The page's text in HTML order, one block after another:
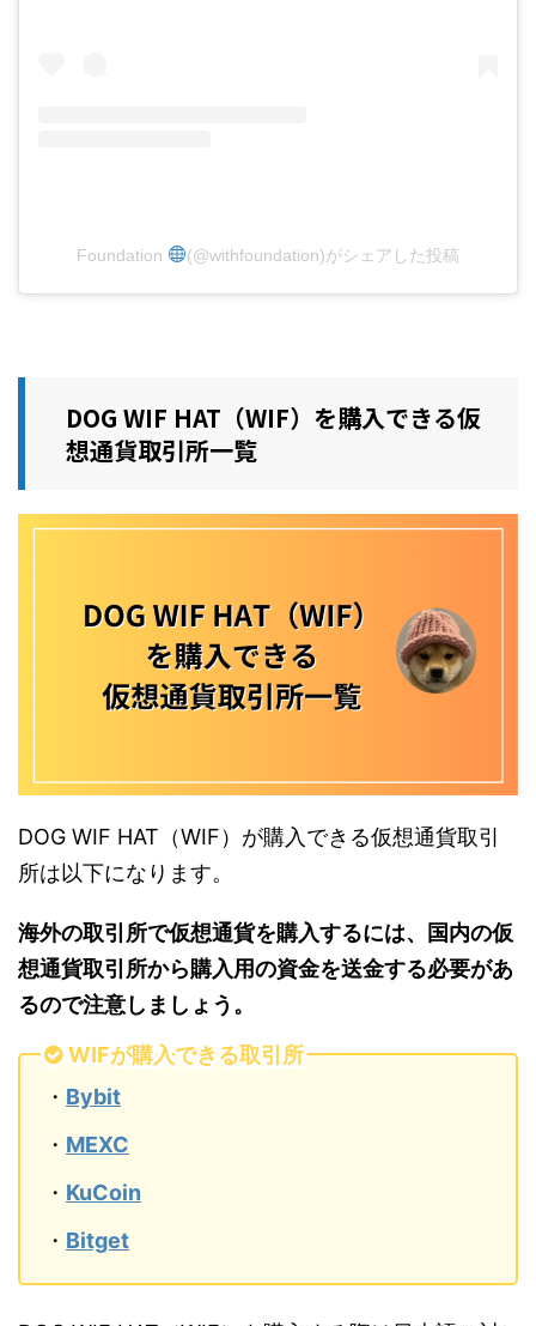
Foundation (@withfoundation)がシェアした投稿
DOG WIF HAT（WIF）を購入できる仮
想通貨取引所一覧
DOG WIF HAT（WIF）が購入できる仮想通貨取引
所は以下になります。
海外の取引所で仮想通貨を購入するには、国内の仮
想通貨取引所から購入用の資金を送金する必要があ
るので注意しましょう。
WIFが購入できる取引所
・ Bybit
・ MEXC
・ KuCoin
・ Bitget